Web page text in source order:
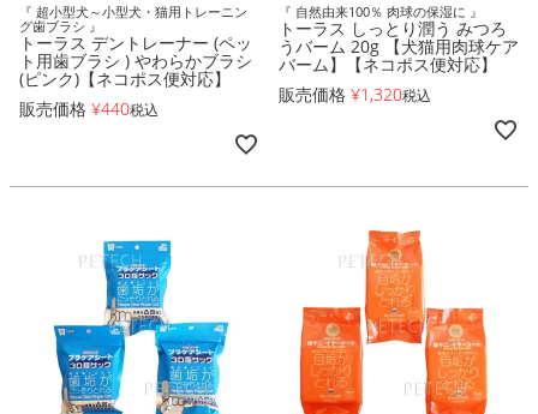
『 超小型犬～小型犬・猫用トレーニン
グ歯ブラシ 』
トーラス デントレーナー (ペッ
ト用歯ブラシ ) やわらかブラシ
(ピンク)【ネコポス便対応】
販売価格 ¥440税込
『 自然由来100％ 肉球の保湿に 』
トーラス しっとり潤う みつろ
うバーム 20g 【犬猫用肉球ケア
バーム】【ネコポス便対応】
販売価格 ¥1,320税込